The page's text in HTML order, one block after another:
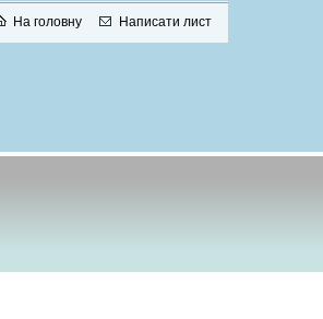
На головну Написати лист